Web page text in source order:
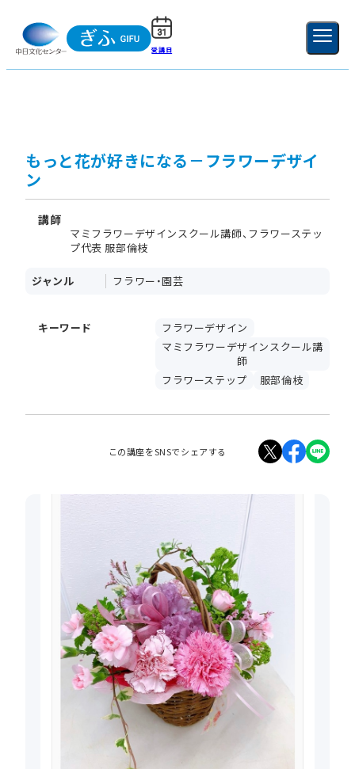
受講日 新規登録
もっと花が好きになる－フラワーデザイ
ン
講師
マミフラワーデザインスクール講師、フラワーステッ
プ代表 服部倫枝
ジャンル フラワー・園芸
キーワード
フラワーデザイン
マミフラワーデザインスクール講
師
フラワーステップ
服部倫枝
この講座をSNSでシェアする